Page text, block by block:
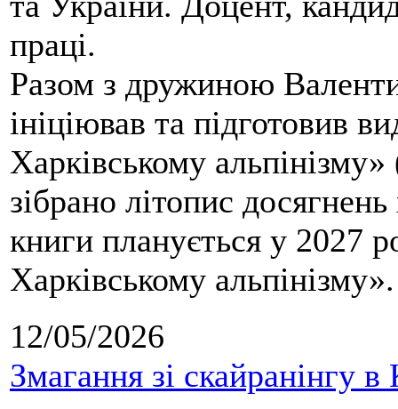
праці.
Разом з дружиною
ініціював та підготовив
Харківському
зібрано літопис
книги планується у 2027
Харківському альпінізму».
12/05/2026
Змагання зі скайранінгу в